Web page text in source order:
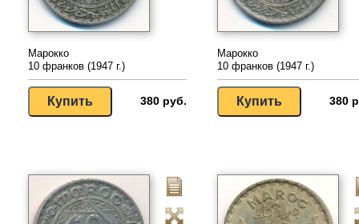
Марокко
10 франков (1947 г.)
380 руб.
Марокко
10 франков (1947 г.)
380